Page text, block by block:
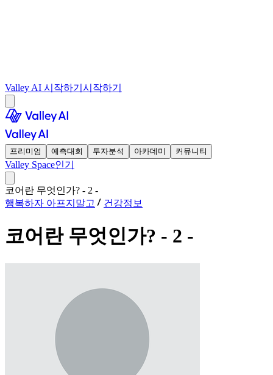
Valley AI 시작하기 시작하기
프리미엄 예측대회 투자분석 아카데미 커뮤니티
Valley Space인기
코어란 무엇인가? - 2 -
행복하자 아프지말고
건강정보
코어란 무엇인가? - 2 -